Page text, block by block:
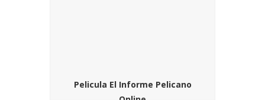
Pelicula El Informe Pelicano